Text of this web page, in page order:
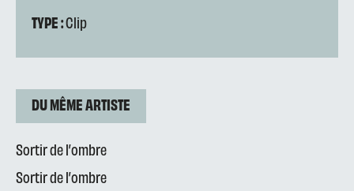
TYPE :Clip
DU MÊME ARTISTE
Sortir de l’ombre
Sortir de l’ombre